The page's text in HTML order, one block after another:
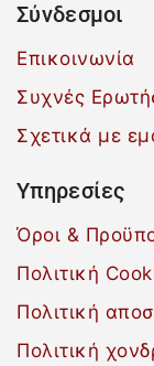
Σύνδεσμοι
Επικοινωνία
Συχνές
Σχετικά με
Υπηρεσίες
Όροι &
Πολιτική
Πολιτική
Πολιτική